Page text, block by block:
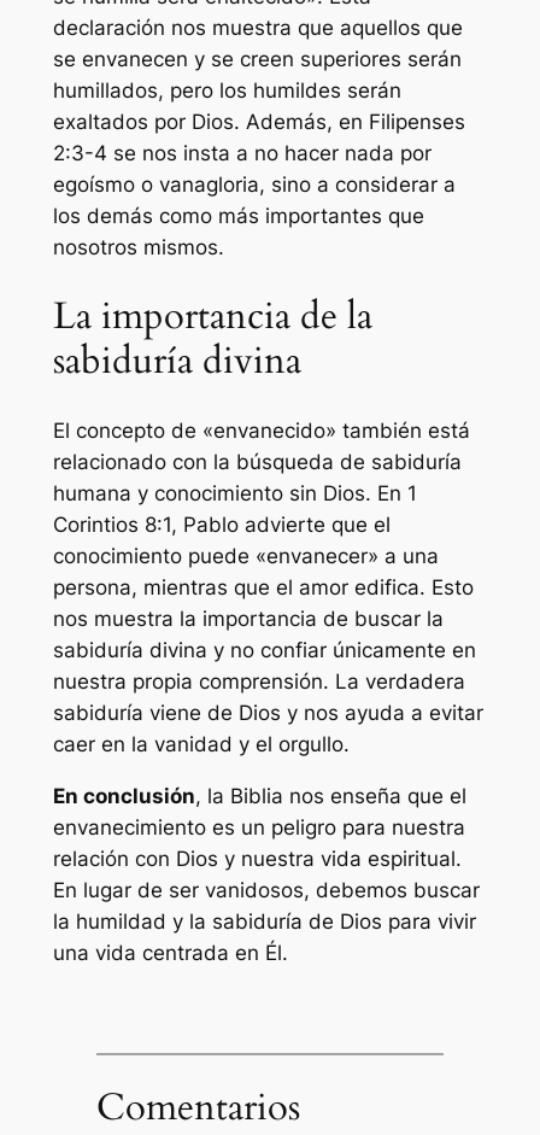
declaración nos muestra que aquellos que
se envanecen y se creen superiores serán
humillados, pero los humildes serán
exaltados por Dios. Además, en Filipenses
2:3-4 se nos insta a no hacer nada por
egoísmo o vanagloria, sino a considerar a
los demás como más importantes que
nosotros mismos.
La importancia de la
sabiduría divina
El concepto de «envanecido» también está
relacionado con la búsqueda de sabiduría
humana y conocimiento sin Dios. En 1
Corintios 8:1, Pablo advierte que el
conocimiento puede «envanecer» a una
persona, mientras que el amor edifica. Esto
nos muestra la importancia de buscar la
sabiduría divina y no confiar únicamente en
nuestra propia comprensión. La verdadera
sabiduría viene de Dios y nos ayuda a evitar
caer en la vanidad y el orgullo.
En conclusión, la Biblia nos enseña que el
envanecimiento es un peligro para nuestra
relación con Dios y nuestra vida espiritual.
En lugar de ser vanidosos, debemos buscar
la humildad y la sabiduría de Dios para vivir
una vida centrada en Él.
Comentarios